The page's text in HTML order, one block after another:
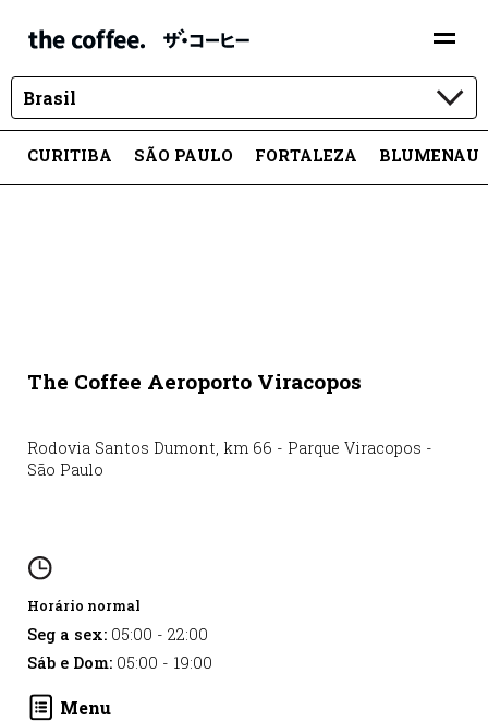
Brasil
CURITIBA SÃO PAULO FORTALEZA BLUMENAU
The Coffee Aeroporto Viracopos
Rodovia Santos Dumont, km 66 - Parque Viracopos -
São Paulo
Horário normal
Seg a sex: 05:00 - 22:00
Sáb e Dom: 05:00 - 19:00
Menu